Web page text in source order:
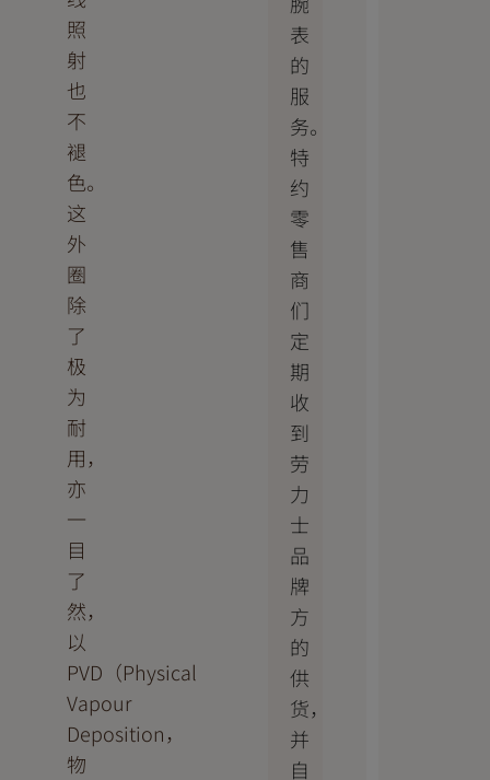
照
射
也
不
褪
色。
这
外
圈
除
了
极
为
耐
用，
亦
一
目
了
然，
以
PVD（Physical
Vapour
Deposition，
物
表
的
服
务。
特
约
零
售
商
们
定
期
收
到
劳
力
士
品
牌
方
的
供
货，
并
自